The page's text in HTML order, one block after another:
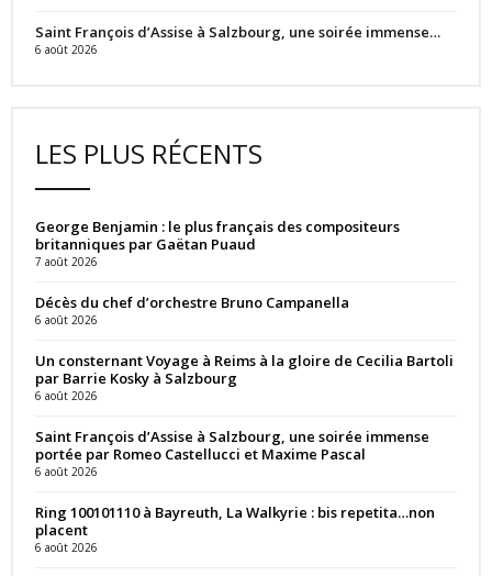
Saint François d’Assise à Salzbourg, une soirée immense…
6 août 2026
LES PLUS RÉCENTS
George Benjamin : le plus français des compositeurs
britanniques par Gaëtan Puaud
7 août 2026
Décès du chef d’orchestre Bruno Campanella
6 août 2026
Un consternant Voyage à Reims à la gloire de Cecilia Bartoli
par Barrie Kosky à Salzbourg
6 août 2026
Saint François d’Assise à Salzbourg, une soirée immense
portée par Romeo Castellucci et Maxime Pascal
6 août 2026
Ring 100101110 à Bayreuth, La Walkyrie : bis repetita…non
placent
6 août 2026